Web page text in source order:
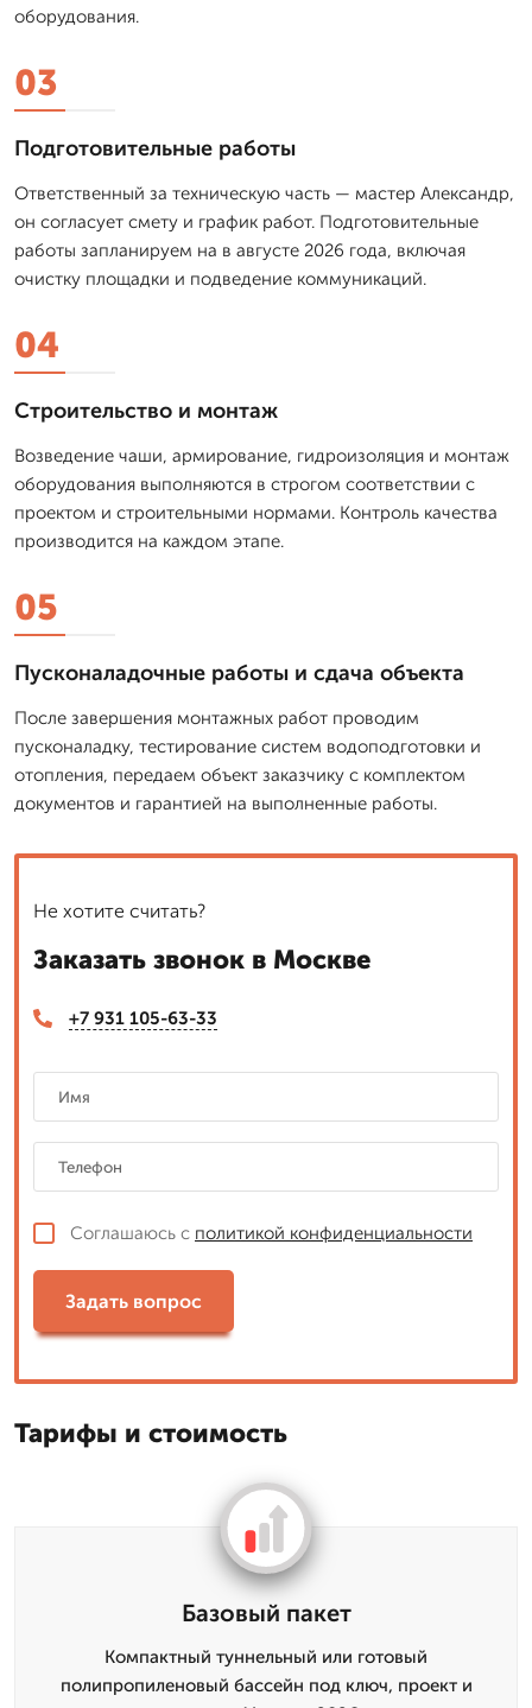
оборудования.
03
Подготовительные работы
Ответственный за техническую часть — мастер Александр,
он согласует смету и график работ. Подготовительные
работы запланируем на в августе 2026 года, включая
очистку площадки и подведение коммуникаций.
04
Строительство и монтаж
Возведение чаши, армирование, гидроизоляция и монтаж
оборудования выполняются в строгом соответствии с
проектом и строительными нормами. Контроль качества
производится на каждом этапе.
05
Пусконаладочные работы и сдача объекта
После завершения монтажных работ проводим
пусконаладку, тестирование систем водоподготовки и
отопления, передаем объект заказчику с комплектом
документов и гарантией на выполненные работы.
Не хотите считать?
Заказать звонок в Москве
+7 931 105-63-33
Соглашаюсь с политикой конфиденциальности
Задать вопрос
Тарифы и стоимость
Базовый пакет
Компактный туннельный или готовый
полипропиленовый бассейн под ключ, проект и